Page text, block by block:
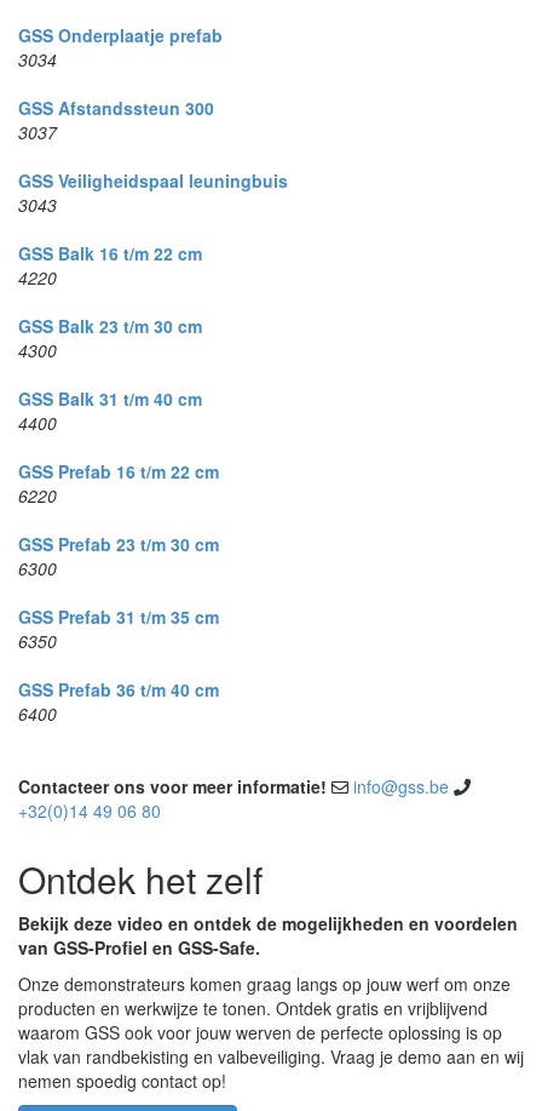
GSS Onderplaatje prefab
3034
GSS Afstandssteun 300
3037
GSS Veiligheidspaal leuningbuis
3043
GSS Balk 16 t/m 22 cm
4220
GSS Balk 23 t/m 30 cm
4300
GSS Balk 31 t/m 40 cm
4400
GSS Prefab 16 t/m 22 cm
6220
GSS Prefab 23 t/m 30 cm
6300
GSS Prefab 31 t/m 35 cm
6350
GSS Prefab 36 t/m 40 cm
6400
Contacteer ons voor meer informatie!
info@gss.be
+32(0)14 49 06 80
Ontdek het zelf
Bekijk deze video en ontdek de mogelijkheden en voordelen
van GSS-Profiel en GSS-Safe.
Onze demonstrateurs komen graag langs op jouw werf om onze
producten en werkwijze te tonen. Ontdek gratis en vrijblijvend
waarom GSS ook voor jouw werven de perfecte oplossing is op
vlak van randbekisting en valbeveiliging. Vraag je demo aan en wij
nemen spoedig contact op!